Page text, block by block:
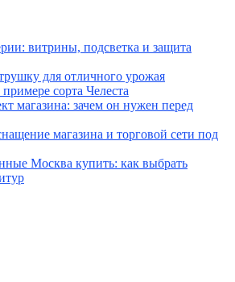
витрины, подсветка и защита
для отличного урожая
сорта Челеста
магазина: зачем он нужен перед
магазина и торговой сети под
Москва купить: как выбрать